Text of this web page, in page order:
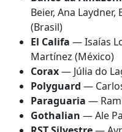
Beier, Ana
(Brasil)
El Califa — Isaías
Martínez (México)
Corax— Júlia do
Polyguard —
Paraguaria —
Gothalian — Ale